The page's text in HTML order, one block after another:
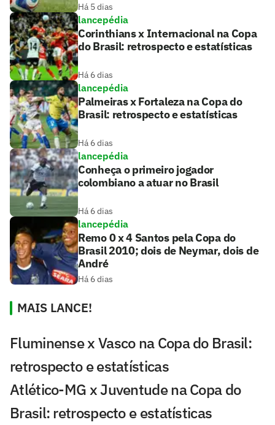
Há 5 dias
lancepédia
Corinthians x Internacional na Copa
do Brasil: retrospecto e estatísticas
Há 6 dias
lancepédia
Palmeiras x Fortaleza na Copa do
Brasil: retrospecto e estatísticas
Há 6 dias
lancepédia
Conheça o primeiro jogador
colombiano a atuar no Brasil
Há 6 dias
lancepédia
Remo 0 x 4 Santos pela Copa do
Brasil 2010; dois de Neymar, dois de
André
Há 6 dias
MAIS LANCE!
Fluminense x Vasco na Copa do Brasil:
retrospecto e estatísticas
Atlético-MG x Juventude na Copa do
Brasil: retrospecto e estatísticas